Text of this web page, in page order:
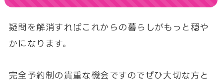
疑問を解消すればこれからの暮らしがもっと穏や
かになります。
完全予約制の貴重な機会ですのでぜひ大切な方と